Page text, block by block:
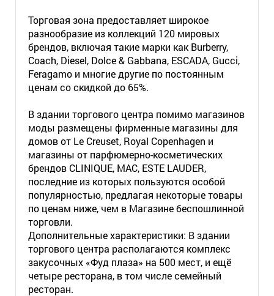
Торговая зона предоставляет широкое
разнообразие из коллекций 120 мировых
брендов, включая такие марки как Burberry,
Соаch, Diesel, Dolce & Gabbana, ESCADA, Gucci,
Feragamо и многие другие по постоянным
ценам со скидкой до 65%.
В здании торгового центра помимо магазинов
моды размещены фирменные магазины для
домов от Le Creuset, Royal Copenhagen и
магазины от парфюмерно-косметических
брендов CLINIQUE, MAC, ESTE LAUDER,
последние из которых пользуются особой
популярностью, предлагая некоторые товары
по ценам ниже, чем в Магазине беспошлинной
торговли.
Дополнительные характеристики: В здании
торгового центра располагаются комплекс
закусочных «Фуд плаза» на 500 мест, и ещё
четыре ресторана, в том числе семейный
ресторан.